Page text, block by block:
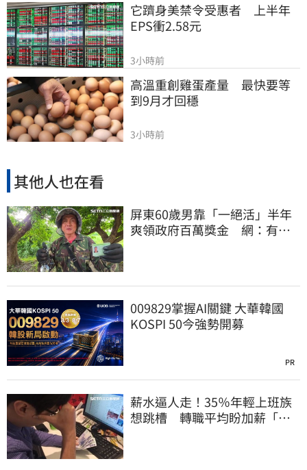
它躋身美禁令受惠者　上半年
EPS衝2.58元
3小時前
高溫重創雞蛋產量　最快要等
到9月才回穩
3小時前
其他人也在看
屏東60歲男靠「一絕活」半年
爽領政府百萬獎金 網：有人
009829掌握AI關鍵 大華韓國
KOSPI 50今強勢開募
PR
薪水逼人走！35％年輕上班族
想跳槽 轉職平均盼加薪「破